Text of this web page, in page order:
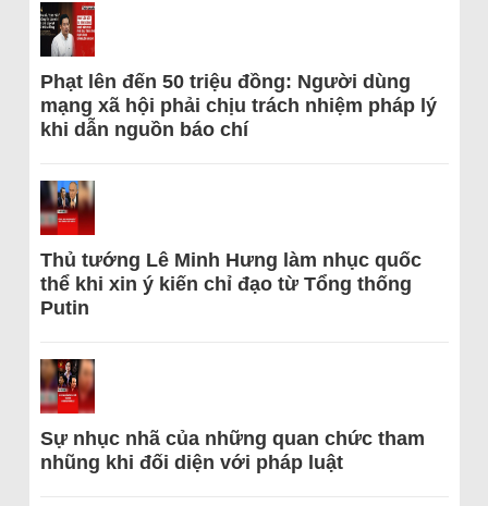
Phạt lên đến 50 triệu đồng: Người dùng
mạng xã hội phải chịu trách nhiệm pháp lý
khi dẫn nguồn báo chí
Thủ tướng Lê Minh Hưng làm nhục quốc
thể khi xin ý kiến chỉ đạo từ Tổng thống
Putin
Sự nhục nhã của những quan chức tham
nhũng khi đối diện với pháp luật